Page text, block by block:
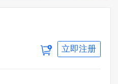
立即注册